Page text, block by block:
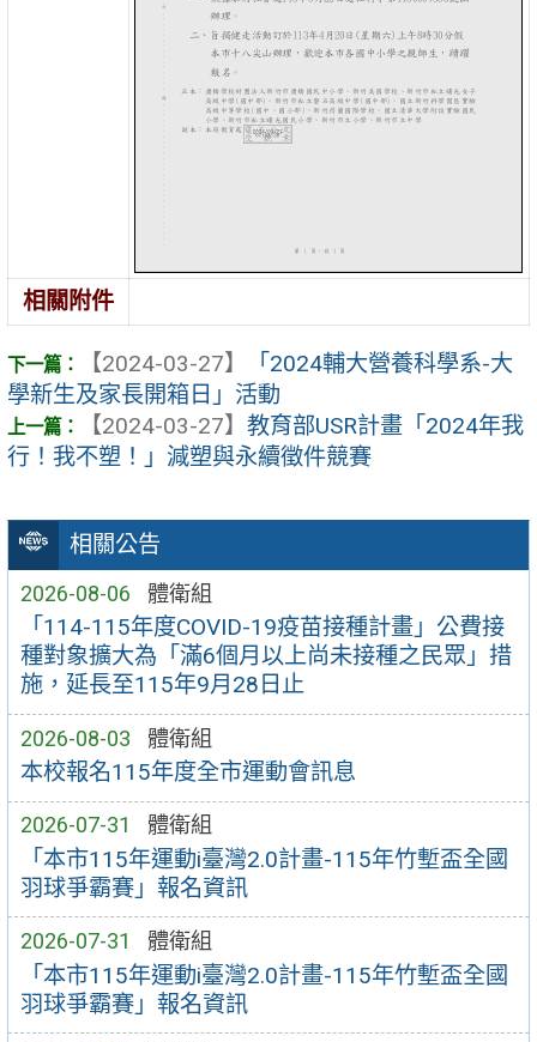
相關公告
2026-08-06 體衛組
「114-115年度COVID-19疫苗接種計畫」公費接
種對象擴大為「滿6個月以上尚未接種之民眾」措
施，延長至115年9月28日止
2026-08-03 體衛組
本校報名115年度全市運動會訊息
2026-07-31 體衛組
「本市115年運動i臺灣2.0計畫-115年竹塹盃全國
羽球爭霸賽」報名資訊
2026-07-31 體衛組
「本市115年運動i臺灣2.0計畫-115年竹塹盃全國
羽球爭霸賽」報名資訊
相關附件
【2024-03-27】
「2024輔大營養科學系-大
學新生及家長開箱日」活動
【2024-03-27】 教育部USR計畫「2024年我
行！我不塑！」減塑與永續徵件競賽